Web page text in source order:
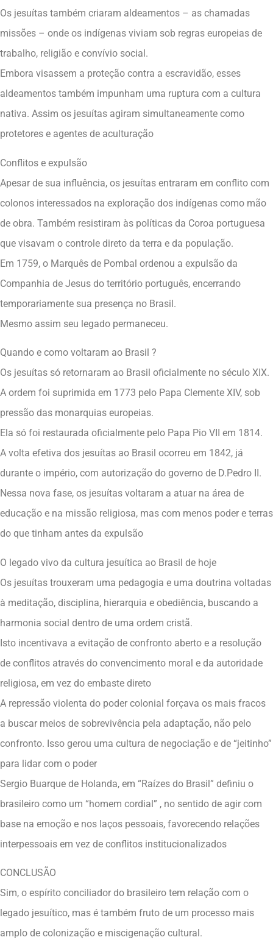
Os jesuítas também criaram aldeamentos – as chamadas
missões – onde os indígenas viviam sob regras europeias de
trabalho, religião e convívio social.
Embora visassem a proteção contra a escravidão, esses
aldeamentos também impunham uma ruptura com a cultura
nativa. Assim os jesuítas agiram simultaneamente como
protetores e agentes de aculturação
Conflitos e expulsão
Apesar de sua influência, os jesuítas entraram em conflito com
colonos interessados na exploração dos indígenas como mão
de obra. Também resistiram às políticas da Coroa portuguesa
que visavam o controle direto da terra e da população.
Em 1759, o Marquês de Pombal ordenou a expulsão da
Companhia de Jesus do território português, encerrando
temporariamente sua presença no Brasil.
Mesmo assim seu legado permaneceu.
Quando e como voltaram ao Brasil ?
Os jesuítas só retornaram ao Brasil oficialmente no século XIX.
A ordem foi suprimida em 1773 pelo Papa Clemente XIV, sob
pressão das monarquias europeias.
Ela só foi restaurada oficialmente pelo Papa Pio VII em 1814.
A volta efetiva dos jesuítas ao Brasil ocorreu em 1842, já
durante o império, com autorização do governo de D.Pedro II.
Nessa nova fase, os jesuítas voltaram a atuar na área de
educação e na missão religiosa, mas com menos poder e terras
do que tinham antes da expulsão
O legado vivo da cultura jesuítica ao Brasil de hoje
Os jesuítas trouxeram uma pedagogia e uma doutrina voltadas
à meditação, disciplina, hierarquia e obediência, buscando a
harmonia social dentro de uma ordem cristã.
Isto incentivava a evitação de confronto aberto e a resolução
de conflitos através do convencimento moral e da autoridade
religiosa, em vez do embaste direto
A repressão violenta do poder colonial forçava os mais fracos
a buscar meios de sobrevivência pela adaptação, não pelo
confronto. Isso gerou uma cultura de negociação e de “jeitinho”
para lidar com o poder
Sergio Buarque de Holanda, em “Raízes do Brasil” definiu o
brasileiro como um “homem cordial” , no sentido de agir com
base na emoção e nos laços pessoais, favorecendo relações
interpessoais em vez de conflitos institucionalizados
CONCLUSÃO
Sim, o espírito conciliador do brasileiro tem relação com o
legado jesuítico, mas é também fruto de um processo mais
amplo de colonização e miscigenação cultural.